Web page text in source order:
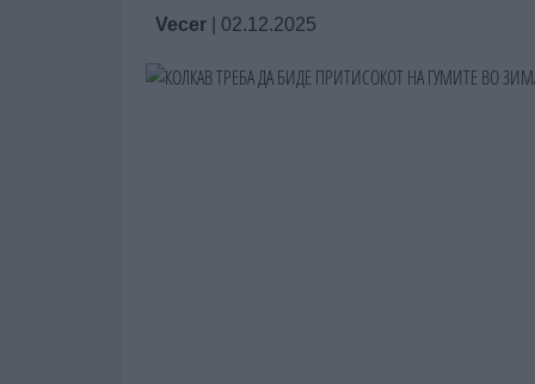
Vecer 02.12.2025